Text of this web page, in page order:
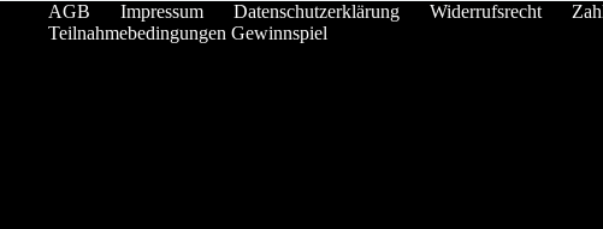
AGB Impressum Datenschutzerklärung Widerrufsrecht
Teilnahmebedingungen Gewinnspiel